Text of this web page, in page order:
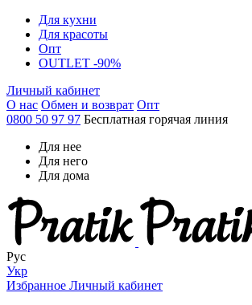
Для кухни
Для красоты
Опт
OUTLET -90%
Личный кабинет
О нас Обмен и возврат Опт
0800 50 97 97 Бесплатная горячая линия
Для нее
Для него
Для дома
Рус
Укр
Избранное Личный кабинет